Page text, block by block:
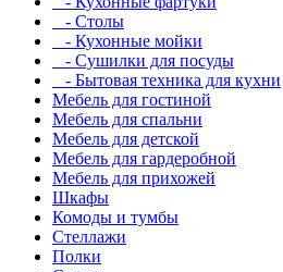
- Столы
- Кухонные мойки
- Сушилки для посуды
- Бытовая техника для кухни
Мебель для гостиной
Мебель для спальни
Мебель для детской
Мебель для гардеробной
Мебель для прихожей
Шкафы
Комоды и тумбы
Стеллажи
Полки